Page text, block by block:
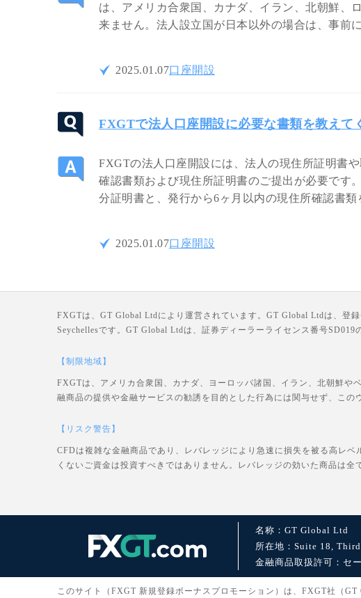
は、アメリカ合衆国、カナダ、イラン、北朝鮮、
来ません。法人設立国が日本以外の場合は、事前
2025.01.07口座開設
FXGTで法人口座開設に必要な書類を教えて
FXGTの法人口座開設には、法人の現住所証明書
確認書類および現住所証明書のご提出が必要です
分証明書と、発行から6ヶ月以内の現住所確認書類
2025.01.07口座開設
FXGTは、GT Global Ltdにより運営されています。GT Global Ltdは、登
Seychellesです。GT Global Ltdは、証券ディーラーライセンス番号SD019
【制限地域】
FXGTは、アメリカ合衆国、カナダ、ヨーロッパ諸国、イラン、北朝鮮
融商品の提供や金融サービスの勧誘を目的とした行為には関与せず、この
【リスク警告】
CFDは複雑な金融商品であり、レバレッジにより急速に損失を被る高レ
くないご資金は投資すべきではありません。レバレッジの効いた商品は
名称：GT Global Ltd
所在地：Suite 18,
金融商品取扱許可：セ
このサイト（FXGT 新規登録ボーナスプロモーション）は、FXGT社（